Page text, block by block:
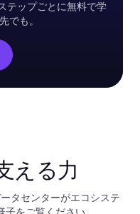
テップごとに無料で学
でも。
える力
タセンターがエコシステ